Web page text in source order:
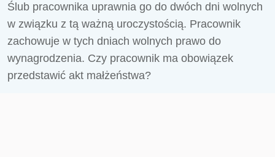
Ślub pracownika uprawnia go do dwóch dni wolnych
w związku z tą ważną uroczystością. Pracownik
zachowuje w tych dniach wolnych prawo do
wynagrodzenia. Czy pracownik ma obowiązek
przedstawić akt małżeństwa?